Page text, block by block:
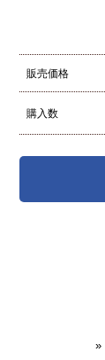
販売価格
購入数
»